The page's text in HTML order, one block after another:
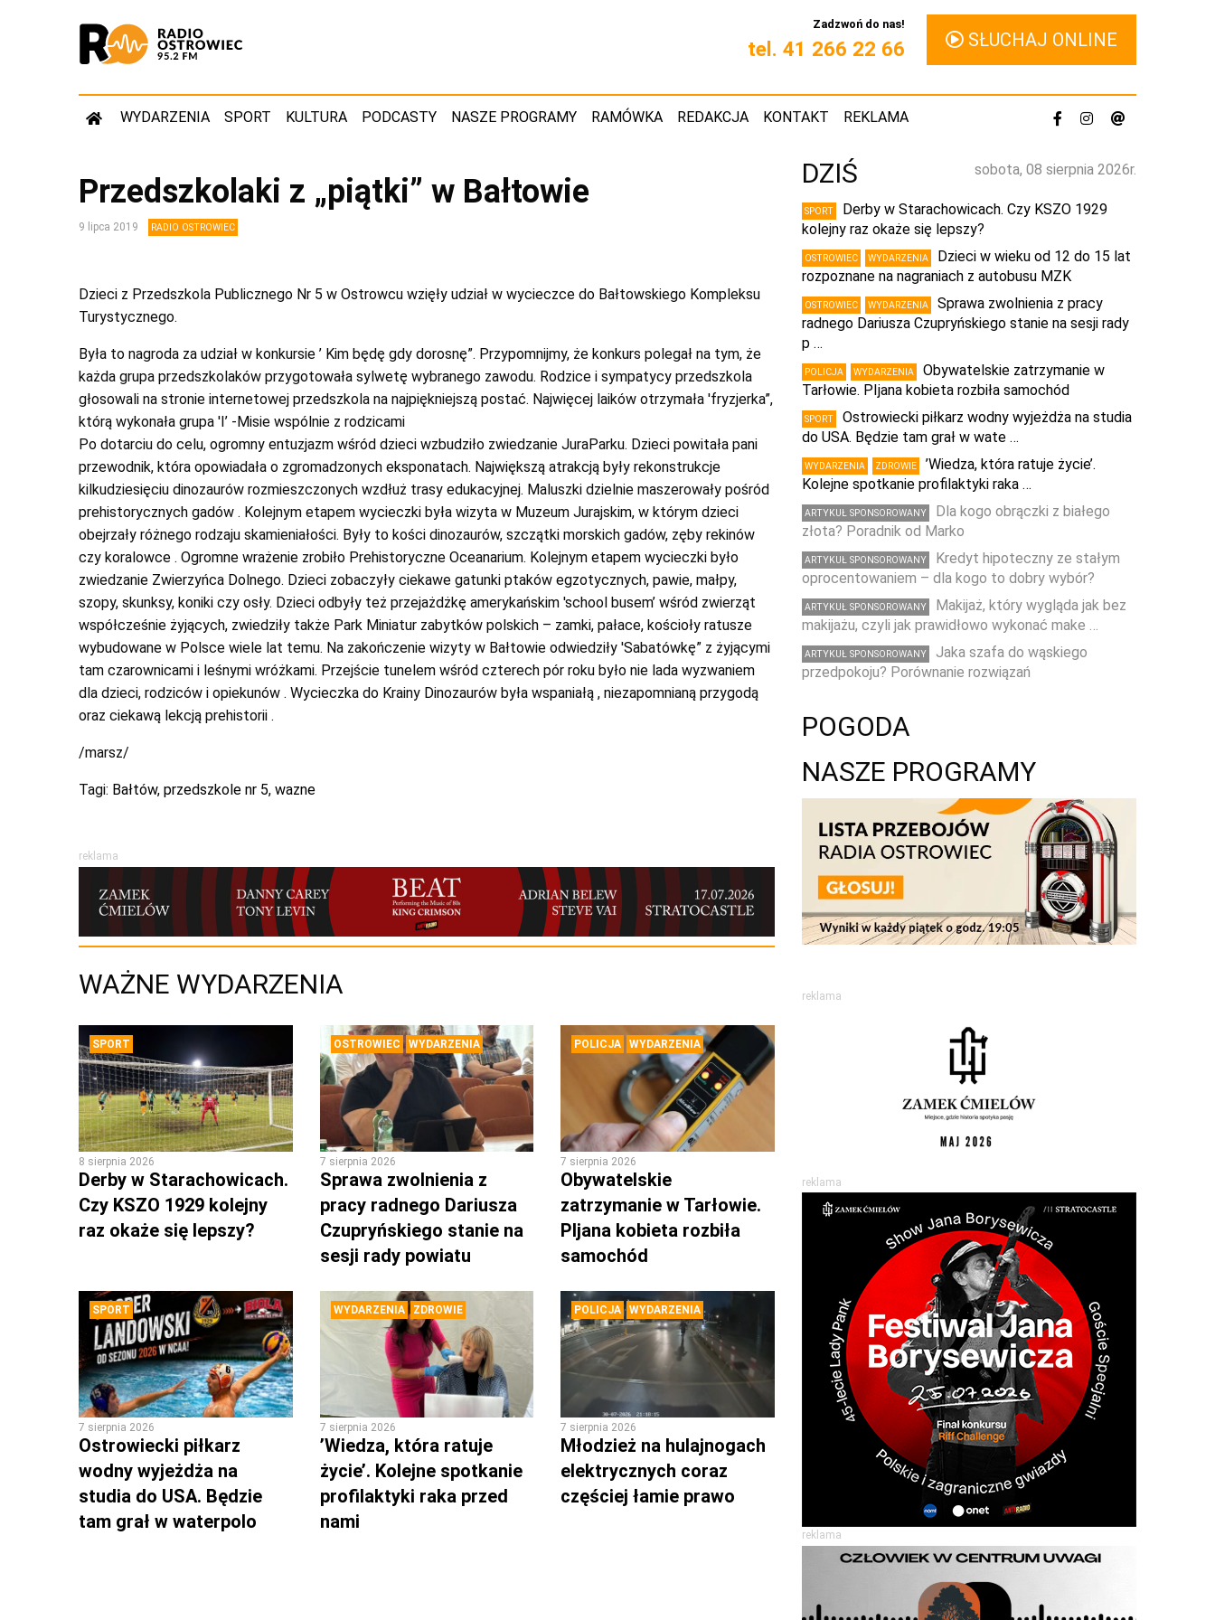
Zadzwoń do nas!
tel. 41 266 22 66 SŁUCHAJ ONLINE
WYDARZENIA SPORT KULTURA PODCASTY NASZE PROGRAMY RAMÓWKA REDAKCJA KONTAKT REKLAMA
Przedszkolaki z „piątki” w Bałtowie
9 lipca 2019 RADIO OSTROWIEC
Dzieci z Przedszkola Publicznego Nr 5 w Ostrowcu wzięły udział w wycieczce do Bałtowskiego Kompleksu
Turystycznego.
Była to nagroda za udział w konkursie ’ Kim będę gdy dorosnę”. Przypomnijmy, że konkurs polegał na tym, że
każda grupa przedszkolaków przygotowała sylwetę wybranego zawodu. Rodzice i sympatycy przedszkola
głosowali na stronie internetowej przedszkola na najpiękniejszą postać. Najwięcej laików otrzymała 'fryzjerka”,
którą wykonała grupa 'I’ -Misie wspólnie z rodzicami
Po dotarciu do celu, ogromny entuzjazm wśród dzieci wzbudziło zwiedzanie JuraParku. Dzieci powitała pani
przewodnik, która opowiadała o zgromadzonych eksponatach. Największą atrakcją były rekonstrukcje
kilkudziesięciu dinozaurów rozmieszczonych wzdłuż trasy edukacyjnej. Maluszki dzielnie maszerowały pośród
prehistorycznych gadów . Kolejnym etapem wycieczki była wizyta w Muzeum Jurajskim, w którym dzieci
obejrzały różnego rodzaju skamieniałości. Były to kości dinozaurów, szczątki morskich gadów, zęby rekinów
czy koralowce . Ogromne wrażenie zrobiło Prehistoryczne Oceanarium. Kolejnym etapem wycieczki było
zwiedzanie Zwierzyńca Dolnego. Dzieci zobaczyły ciekawe gatunki ptaków egzotycznych, pawie, małpy,
szopy, skunksy, koniki czy osły. Dzieci odbyły też przejażdżkę amerykańskim 'school busem’ wśród zwierząt
współcześnie żyjących, zwiedziły także Park Miniatur zabytków polskich – zamki, pałace, kościoły ratusze
wybudowane w Polsce wiele lat temu. Na zakończenie wizyty w Bałtowie odwiedziły 'Sabatówkę” z żyjącymi
tam czarownicami i leśnymi wróżkami. Przejście tunelem wśród czterech pór roku było nie lada wyzwaniem
dla dzieci, rodziców i opiekunów . Wycieczka do Krainy Dinozaurów była wspaniałą , niezapomnianą przygodą
oraz ciekawą lekcją prehistorii .
/marsz/
Tagi: Bałtów, przedszkole nr 5, wazne
reklama
WAŻNE WYDARZENIA
SPORT
8 sierpnia 2026
Derby w Starachowicach.
Czy KSZO 1929 kolejny
raz okaże się lepszy?
OSTROWIEC WYDARZENIA
7 sierpnia 2026
Sprawa zwolnienia z
pracy radnego Dariusza
Czupryńskiego stanie na
sesji rady powiatu
POLICJA WYDARZENIA
7 sierpnia 2026
Obywatelskie
zatrzymanie w Tarłowie.
PIjana kobieta rozbiła
samochód
SPORT
7 sierpnia 2026
Ostrowiecki piłkarz
wodny wyjeżdża na
studia do USA. Będzie
tam grał w waterpolo
WYDARZENIA ZDROWIE
7 sierpnia 2026
’Wiedza, która ratuje
życie’. Kolejne spotkanie
profilaktyki raka przed
nami
POLICJA WYDARZENIA
7 sierpnia 2026
Młodzież na hulajnogach
elektrycznych coraz
częściej łamie prawo
sobota, 08 sierpnia 2026r.
DZIŚ
SPORT
Derby w Starachowicach. Czy KSZO 1929
kolejny raz okaże się lepszy?
OSTROWIEC WYDARZENIA
Dzieci w wieku od 12 do 15 lat
rozpoznane na nagraniach z autobusu MZK
OSTROWIEC WYDARZENIA
Sprawa zwolnienia z pracy
radnego Dariusza Czupryńskiego stanie na sesji rady
p …
POLICJA WYDARZENIA
Obywatelskie zatrzymanie w
Tarłowie. PIjana kobieta rozbiła samochód
SPORT
Ostrowiecki piłkarz wodny wyjeżdża na studia
do USA. Będzie tam grał w wate …
WYDARZENIA ZDROWIE
’Wiedza, która ratuje życie’.
Kolejne spotkanie profilaktyki raka …
ARTYKUŁ SPONSOROWANY
Dla kogo obrączki z białego
złota? Poradnik od Marko
ARTYKUŁ SPONSOROWANY
Kredyt hipoteczny ze stałym
oprocentowaniem – dla kogo to dobry wybór?
ARTYKUŁ SPONSOROWANY
Makijaż, który wygląda jak bez
makijażu, czyli jak prawidłowo wykonać make …
ARTYKUŁ SPONSOROWANY
Jaka szafa do wąskiego
przedpokoju? Porównanie rozwiązań
POGODA
NASZE PROGRAMY
reklama
reklama
reklama